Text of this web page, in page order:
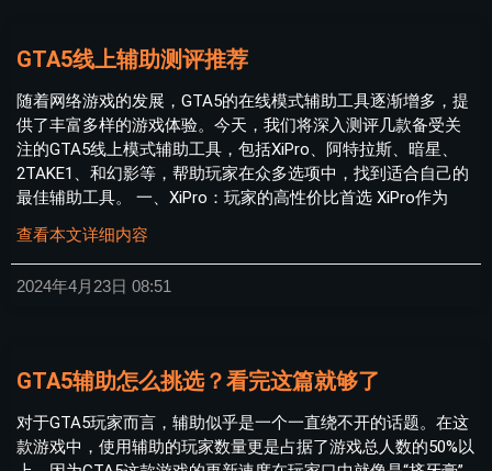
GTA5线上辅助测评推荐
随着网络游戏的发展，GTA5的在线模式辅助工具逐渐增多，提
供了丰富多样的游戏体验。今天，我们将深入测评几款备受关
注的GTA5线上模式辅助工具，包括XiPro、阿特拉斯、暗星、
2TAKE1、和幻影等，帮助玩家在众多选项中，找到适合自己的
最佳辅助工具。 一、XiPro：玩家的高性价比首选 XiPro作为
查看本文详细内容
2024年4月23日 08:51
GTA5辅助怎么挑选？看完这篇就够了
对于GTA5玩家而言，辅助似乎是一个一直绕不开的话题。在这
款游戏中，使用辅助的玩家数量更是占据了游戏总人数的50%以